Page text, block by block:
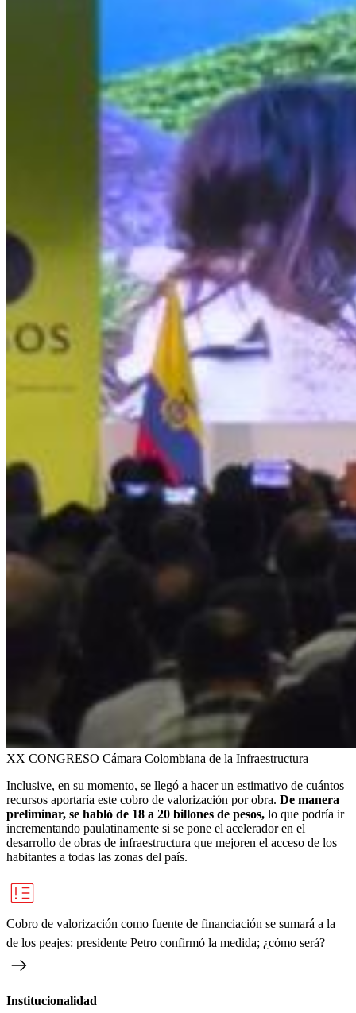
XX CONGRESO Cámara Colombiana de la Infraestructura
Inclusive, en su momento, se llegó a hacer un estimativo de cuántos
recursos aportaría este cobro de valorización por obra. De manera
preliminar, se habló de 18 a 20 billones de pesos, lo que podría ir
incrementando paulatinamente si se pone el acelerador en el
desarrollo de obras de infraestructura que mejoren el acceso de los
habitantes a todas las zonas del país.
Cobro de valorización como fuente de financiación se sumará a la
de los peajes: presidente Petro confirmó la medida; ¿cómo será?
Institucionalidad